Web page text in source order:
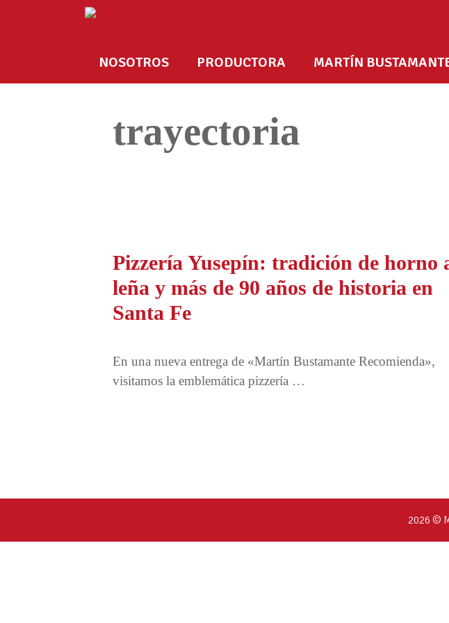
NOSOTROS PRODUCTORA MARTÍN
trayectoria
Pizzería Yusepín: tradición de horno
leña y más de 90 años de historia en
Santa Fe
En una nueva entrega de «Martín Bustamante Recomienda»,
visitamos la emblemática pizzería …
2026 ©